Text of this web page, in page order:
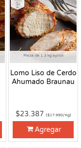
Pieza de 1.3 kg aprox
Lomo Liso de Cerdo
Ahumado Braunau
$23.387 ($17.990/Kg)
Agregar